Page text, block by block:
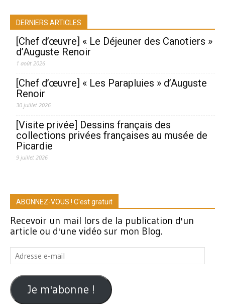
DERNIERS ARTICLES
[Chef d’œuvre] « Le Déjeuner des Canotiers »
d’Auguste Renoir
1 août 2026
[Chef d’œuvre] « Les Parapluies » d’Auguste
Renoir
30 juillet 2026
[Visite privée] Dessins français des
collections privées françaises au musée de
Picardie
9 juillet 2026
ABONNEZ-VOUS ! C'est gratuit
Recevoir un mail lors de la publication d'un
article ou d'une vidéo sur mon Blog.
Adresse
e-
mail
Je m'abonne !